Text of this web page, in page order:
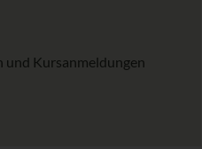
und Kursanmeldungen